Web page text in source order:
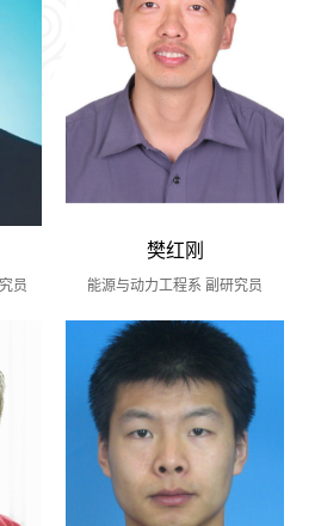
员
樊红刚
能源与动力工程系 副研究员